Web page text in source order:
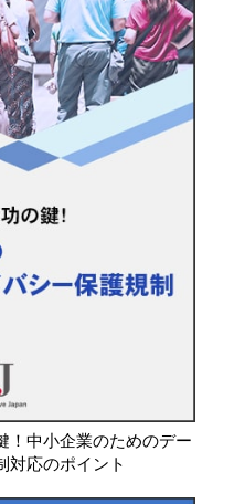
！中小企業のためのデー
対応のポイント